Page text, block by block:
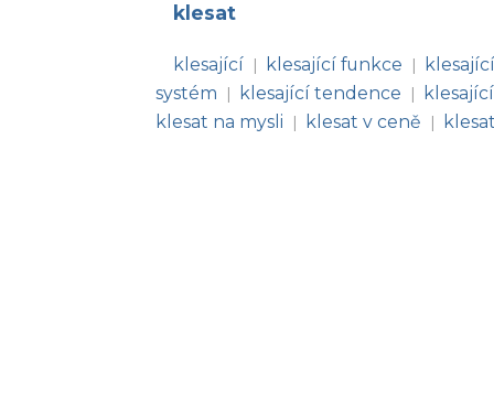
klesat
klesající | klesající funkce |
systém
| klesající tendence |
klesat na mysli
| klesat v ceně |